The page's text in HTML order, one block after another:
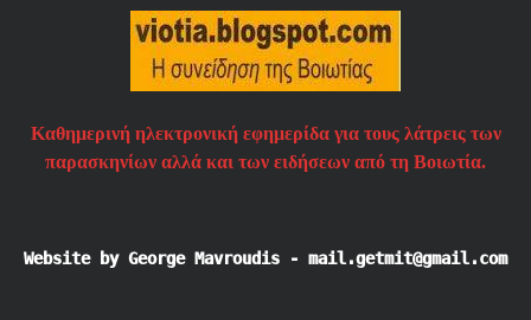
Καθημερινή ηλεκτρονική εφημερίδα για τους λάτρεις των
παρασκηνίων αλλά και των ειδήσεων από τη Βοιωτία.
Website by George Mavroudis - mail.getmit@gmail.com